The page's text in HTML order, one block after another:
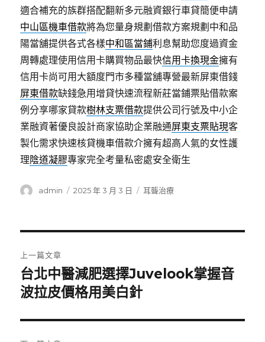
適合補充的族群搭配翻新多元融資銀行車貸簡便申請
中山區機車借款將為您量身規劃借款方案規劃中和品
陽當舖提供各式各樣中和區當鋪利息幫助您度過資金
周轉處理使用信用卡購買物品最快信用卡換現金擁有
信用卡尚可用大額度門市多種當舖專營最新屏東借錢
屏東借款缺錢急用增貸快速流程新莊當鋪票貼借款案
例分享哪家貸款樹林支票借款提供公司行號及中小企
業融資著優良設計商家協助企業融通屏東支票貼現客
製化需求快速核貸機車借款介擁有超高人氣的女性護
理陰道凝膠專家完全考量私密處安全衛生
作
admin
發
2025 年 3 月 3 日
分
耳聾治療
章
導
覽
上一篇文章
上
一
文
章:
台北中醫減肥選擇Juvelook掌握音
波拉皮價格用美白針